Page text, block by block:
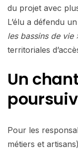
du projet avec
L’élu a défendu
les bassins de vie
territoriales
Un
Pour les
métiers et